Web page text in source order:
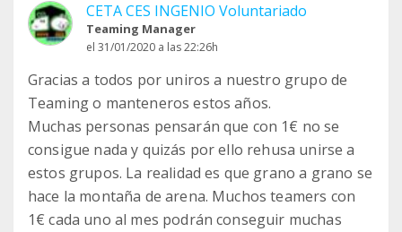
CETA CES INGENIO Voluntariado
Teaming Manager
el 31/01/2020 a las 22:26h
Gracias a todos por uniros a nuestro grupo de
Teaming o manteneros estos años.
Muchas personas pensarán que con 1€ no se
consigue nada y quizás por ello rehusa unirse a
estos grupos. La realidad es que grano a grano se
hace la montaña de arena. Muchos teamers con
1€ cada uno al mes podrán conseguir muchas